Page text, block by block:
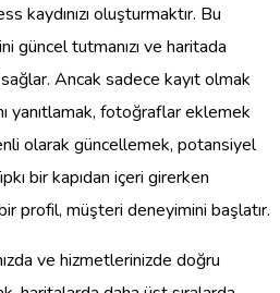
kaydınızı oluşturmaktır. Bu
güncel tutmanızı ve haritada
Ancak sadece kayıt olmak
yanıtlamak, fotoğraflar eklemek
olarak güncellemek, potansiyel
bir kapıdan içeri girerken
profil, müşteri deneyimini başlatır.
ve hizmetlerinizde doğru